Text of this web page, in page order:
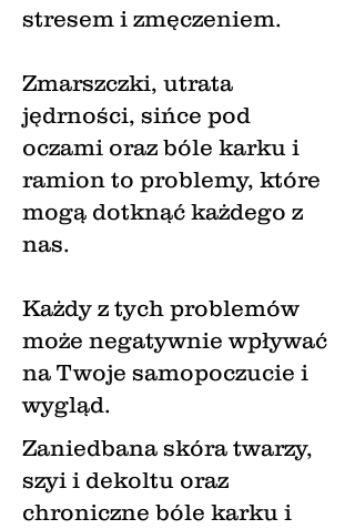
stresem i zmęczeniem.
Zmarszczki, utrata
jędrności, sińce pod
oczami oraz bóle karku i
ramion to problemy, które
mogą dotknąć każdego z
nas.
Każdy z tych problemów
może negatywnie wpływać
na Twoje samopoczucie i
wygląd.
Zaniedbana skóra twarzy,
szyi i dekoltu oraz
chroniczne bóle karku i